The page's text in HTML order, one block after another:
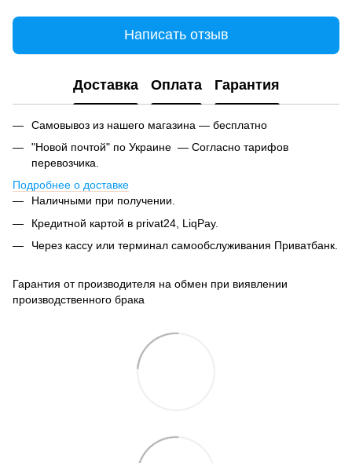
Написать отзыв
Доставка Оплата Гарантия
Самовывоз из нашего магазина — бесплатно
"Новой почтой" по Украине — Согласно тарифов
перевозчика.
Подробнее о доставке
Наличными при получении.
Кредитной картой в privat24, LiqPay.
Через кассу или терминал самообслуживания Приватбанк.
Гарантия от производителя на обмен при виявлении
производственного брака